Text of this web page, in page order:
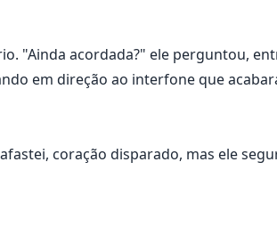
"Ainda acordada?" ele perguntou,
em direção ao interfone que
coração disparado, mas ele